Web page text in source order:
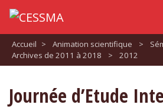
Accueil > Animation scientifique >
Archives de 2011 à 2018
> 2012
Journée d’Etude